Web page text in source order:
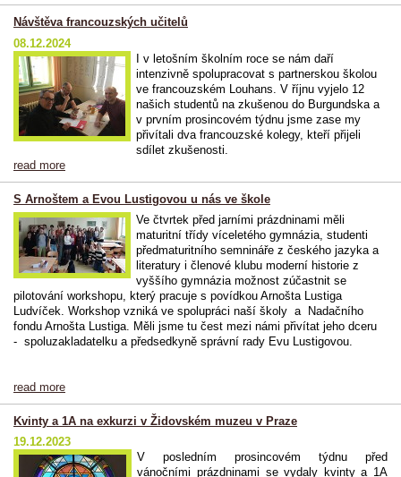
Návštěva francouzských učitelů
08.12.2024
I v letošním školním roce se nám daří
intenzivně spolupracovat s partnerskou školou
ve francouzském Louhans. V říjnu vyjelo 12
našich studentů na zkušenou do Burgundska a
v prvním prosincovém týdnu jsme zase my
přivítali dva francouzské kolegy, kteří přijeli
sdílet zkušenosti.
read more
S Arnoštem a Evou Lustigovou u nás ve škole
Ve čtvrtek před jarními prázdninami měli
maturitní třídy víceletého gymnázia, studenti
předmaturitního semnináře z českého jazyka a
literatury i členové klubu moderní historie z
vyššího gymnázia možnost zúčastnit se
pilotování workshopu, který pracuje s povídkou Arnošta Lustiga
Ludvíček. Workshop vzniká ve spolupráci naší školy a Nadačního
fondu Arnošta Lustiga. Měli jsme tu čest mezi námi přivítat jeho dceru
- spoluzakladatelku a předsedkyně správní rady Evu Lustigovou.
read more
Kvinty a 1A na exkurzi v Židovském muzeu v Praze
19.12.2023
V posledním prosincovém týdnu před
vánočními prázdninami se vydaly kvinty a 1A